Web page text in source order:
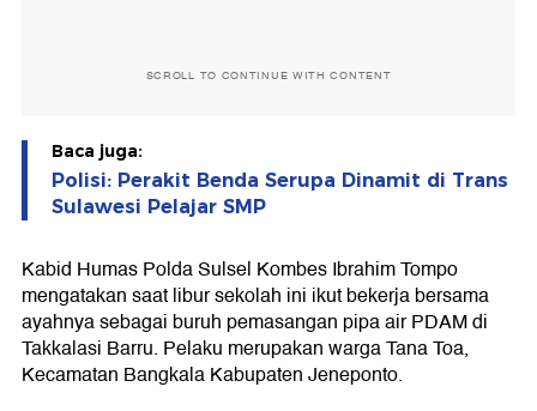
SCROLL TO CONTINUE WITH CONTENT
Baca juga:
Polisi: Perakit Benda Serupa Dinamit di Trans
Sulawesi Pelajar SMP
Kabid Humas Polda Sulsel Kombes Ibrahim Tompo
mengatakan saat libur sekolah ini ikut bekerja bersama
ayahnya sebagai buruh pemasangan pipa air PDAM di
Takkalasi Barru. Pelaku merupakan warga Tana Toa,
Kecamatan Bangkala Kabupaten Jeneponto.